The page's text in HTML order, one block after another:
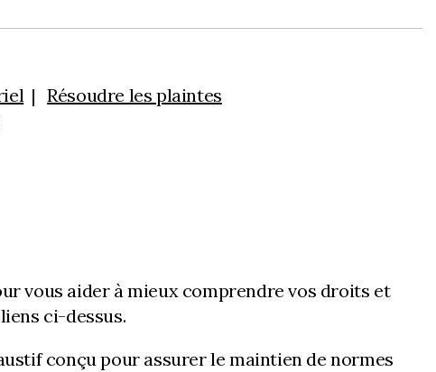
Résoudre les plaintes
vous aider à mieux comprendre vos droits et
ci-dessus.
conçu pour assurer le maintien de normes